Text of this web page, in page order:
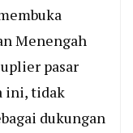
Menengah
pasar
ini, tidak
dukungan